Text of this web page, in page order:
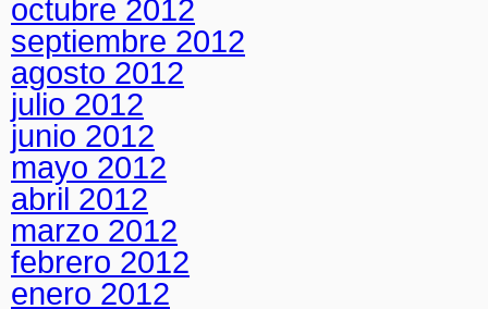
octubre 2012
septiembre 2012
agosto 2012
julio 2012
junio 2012
mayo 2012
abril 2012
marzo 2012
febrero 2012
enero 2012